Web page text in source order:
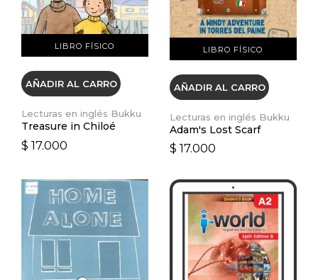
LIBRO FÍSICO
AÑADIR AL CARRO
Lecturas en inglés Bukku
Treasure in Chiloé
$ 17.000
LIBRO FÍSICO
AÑADIR AL CARRO
Lecturas en inglés Bukku
Adam's Lost Scarf
$ 17.000
VER DETALLES VER DETALLES